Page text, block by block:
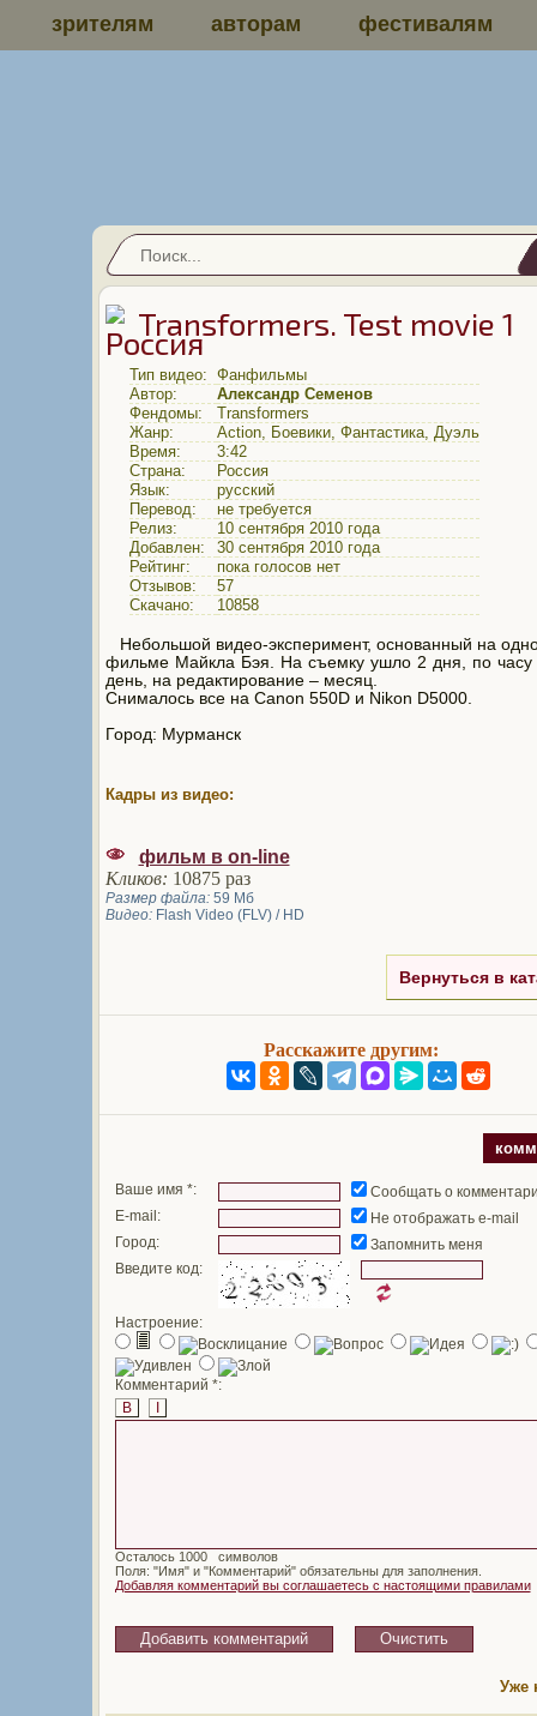
зрителям авторам фестивалям
Transformers. Test movie 1
Тип видео: Фанфильмы
Автор:
Александр Семенов
Фендомы:
Transformers
Жанр:
Action, Боевики, Фантастика, Дуэль
Время:
3:42
Страна:
Россия
Язык:
русский
Перевод:
не требуется
Релиз:
10 сентября 2010 года
Добавлен:
30 сентября 2010 года
Рейтинг:
пока голосов нет
Отзывов:
57
Скачано:
10858
Небольшой видео-эксперимент, основанный на
фильме Майкла Бэя. На съемку ушло 2 дня, по часу
день, на редактирование – месяц.
Снималось все на Canon 550D и Nikon D5000.
Город: Мурманск
Кадры из видео:
фильм в on-line
Кликов: 10875 раз
Размер файла:59 Мб
Видео:Flash Video (FLV) / HD
Вернуться в
Расскажите другим:
Ваше имя *:
Сообщать о
E-mail:
Не отображать e-mail
Город:
Запомнить меня
Введите код:
Настроение:
Комментарий *:
B
I
Осталось
символов
Поля: "Имя" и "Комментарий" обязательны для заполнения.
Добавляя комментарий вы соглашаетесь с настоящими правилами
Уже